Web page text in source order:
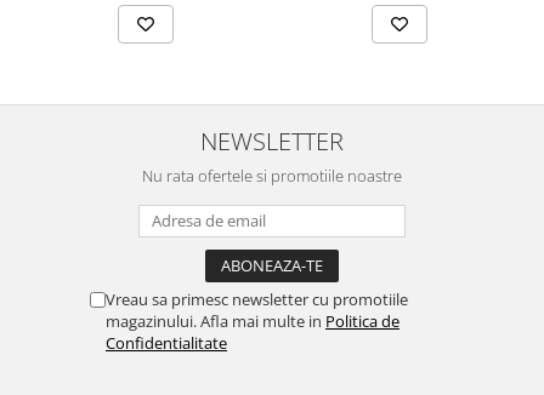
NEWSLETTER
Nu rata ofertele si promotiile noastre
Vreau sa primesc newsletter cu promotiile
magazinului. Afla mai multe in Politica de
Confidentialitate